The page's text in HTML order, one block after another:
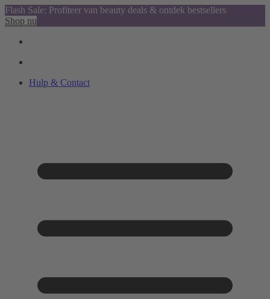
Flash Sale: Profiteer van beauty deals & ontdek bestsellers
Shop nu
Hulp & Contact